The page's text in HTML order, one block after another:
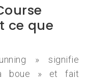
ce que
» signifie
boue » et fait